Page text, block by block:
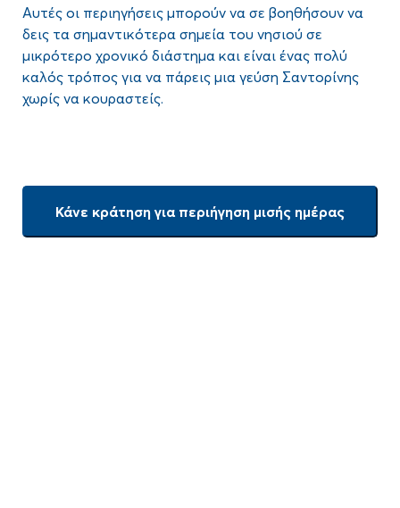
Αυτές οι περιηγήσεις μπορούν να σε βοηθήσουν να
δεις τα σημαντικότερα σημεία του νησιού σε
μικρότερο χρονικό διάστημα και είναι ένας πολύ
καλός τρόπος για να πάρεις μια γεύση Σαντορίνης
χωρίς να κουραστείς.
Κάνε κράτηση για περιήγηση μισής ημέρας